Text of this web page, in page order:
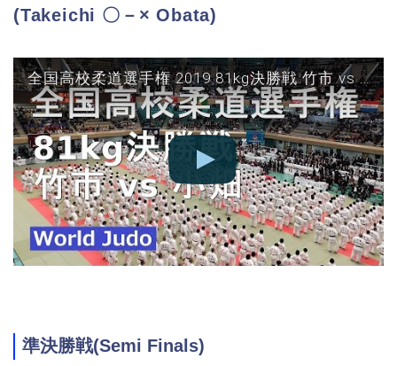
(Takeichi 〇－× Obata)
全国高校柔道選手権 2019 81kg決勝戦 竹市 vs 小畑 JUDO
準決勝戦(Semi Finals)